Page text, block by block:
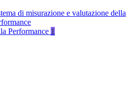
di misurazione e valutazione della
Performance 1